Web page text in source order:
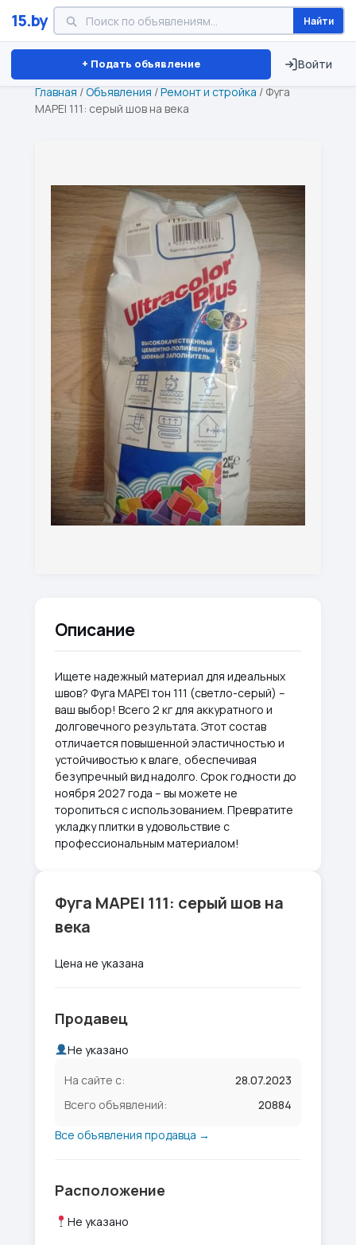
15.by Найти
+ Подать объявление Войти
Минск Витебск Брест ⏱ ТОЛЬКО 15 ДНЕЙ
Главная /Объявления /Ремонт и стройка / Фуга
MAPEI 111: серый шов на века
Описание
Ищете надежный материал для идеальных
швов? Фуга MAPEI тон 111 (светло-серый) –
ваш выбор! Всего 2 кг для аккуратного и
долговечного результата. Этот состав
отличается повышенной эластичностью и
устойчивостью к влаге, обеспечивая
безупречный вид надолго. Срок годности до
ноября 2027 года – вы можете не
торопиться с использованием. Превратите
укладку плитки в удовольствие с
профессиональным материалом!
Фуга MAPEI 111: серый шов на
века
Цена не указана
Продавец
Не указано
На сайте с:
28.07.2023
Всего объявлений:
20884
Все объявления продавца →
Расположение
Не указано